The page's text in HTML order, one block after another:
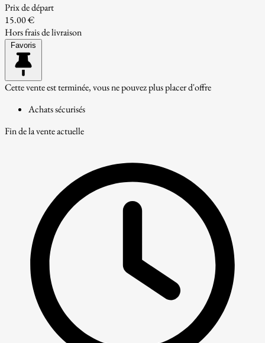
Prix de départ
15.00 €
Hors frais de livraison
Favoris
Cette vente est terminée, vous ne pouvez plus placer d'offre
Achats sécurisés
Fin de la vente actuelle